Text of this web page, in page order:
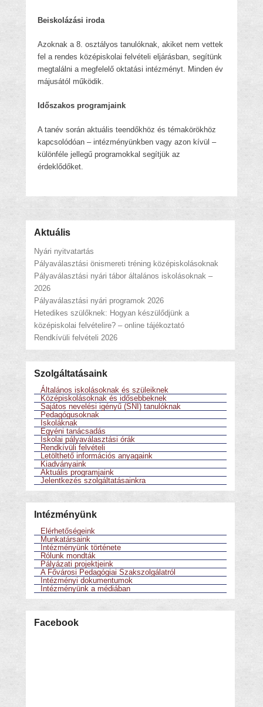
Beiskolázási iroda
Azoknak a 8. osztályos tanulóknak, akiket nem vettek
fel a rendes középiskolai felvételi eljárásban, segítünk
megtalálni a megfelelő oktatási intézményt. Minden év
májusától működik.
Időszakos programjaink
A tanév során aktuális teendőkhöz és témakörökhöz
kapcsolódóan – intézményünkben vagy azon kívül –
különféle jellegű programokkal segítjük az
érdeklődőket.
Aktuális
Nyári nyitvatartás
Pályaválasztási önismereti tréning középiskolásoknak
Pályaválasztási nyári tábor általános iskolásoknak –
2026
Pályaválasztási nyári programok 2026
Hetedikes szülőknek: Hogyan készülődjünk a
középiskolai felvételire? – online tájékoztató
Rendkívüli felvételi 2026
Szolgáltatásaink
Általános iskolásoknak és szüleiknek
Középiskolásoknak és idősebbeknek
Sajátos nevelési igényű (SNI) tanulóknak
Pedagógusoknak
Iskoláknak
Egyéni tanácsadás
Iskolai pályaválasztási órák
Rendkívüli felvételi
Letölthető információs anyagaink
Kiadványaink
Aktuális programjaink
Jelentkezés szolgáltatásainkra
Intézményünk
Elérhetőségeink
Munkatársaink
Intézményünk története
Rólunk mondták
Pályázati projektjeink
A Fővárosi Pedagógiai Szakszolgálatról
Intézményi dokumentumok
Intézményünk a médiában
Facebook